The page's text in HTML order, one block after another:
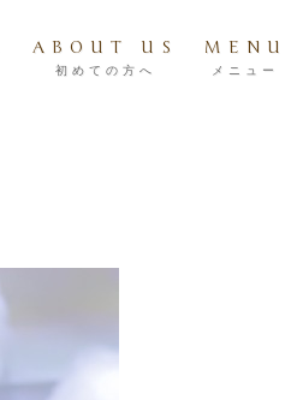
ABOUT US
初めての方へ
MENU
メニュー